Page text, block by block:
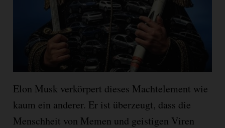
Elon Musk verkörpert dieses Machtelement wie
kaum ein anderer. Er ist überzeugt, dass die
Menschheit von Memen und geistigen Viren